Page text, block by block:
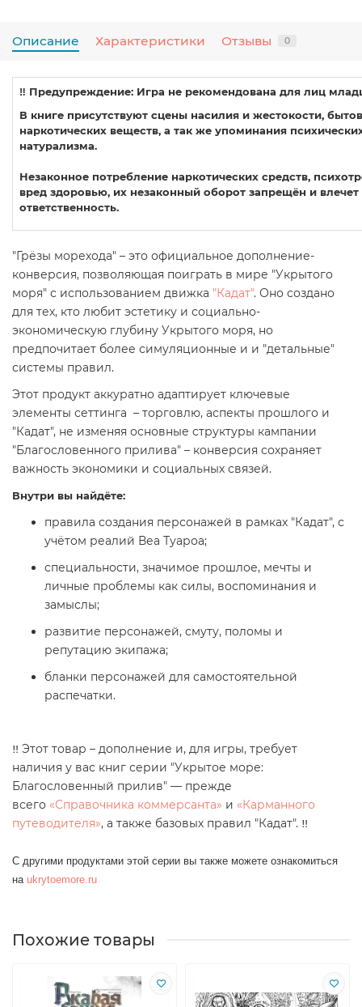
Описание Характеристики Отзывы 0
‼️ Предупреждение: Игра не рекомендована для лиц
В книге присутствуют сцены насилия и жестокости,
наркотических веществ, а так же упоминания
натурализма.
Незаконное потребление наркотических средств,
вред здоровью, их незаконный оборот запрещён и
ответственность.
"Грёзы морехода" – это официальное дополнение-
конверсия, позволяющая поиграть в мире "Укрытого
моря" с использованием движка "Кадат". Оно создано
для тех, кто любит эстетику и социально-
экономическую глубину Укрытого моря, но
предпочитает более симуляционные и и "детальные"
системы правил.
Этот продукт аккуратно адаптирует ключевые
элементы сеттинга – торговлю, аспекты прошлого и
"Кадат", не изменяя основные структуры кампании
"Благословенного прилива" – конверсия сохраняет
важность экономики и социальных связей.
Внутри вы найдёте:
правила создания персонажей в рамках "Кадат", с
учётом реалий Веа Туароа;
специальности, значимое прошлое, мечты и
личные проблемы как силы, воспоминания и
замыслы;
развитие персонажей, смуту, поломы и
репутацию экипажа;
бланки персонажей для самостоятельной
распечатки.
‼️ Этот товар – дополнение и, для игры, требует
наличия у вас книг серии "Укрытое море:
Благословенный прилив" — прежде
всего «Справочника коммерсанта» и «Карманного
путеводителя», а также базовых правил "Кадат". ‼️
С другими продуктами этой серии вы также можете ознакомиться
на ukrytoemore.ru
Похожие товары